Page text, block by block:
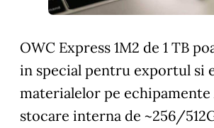
OWC Express 1M2 de 1 TB
in special pentru exportul si
materialelor pe echipamente
stocare interna de ~256/